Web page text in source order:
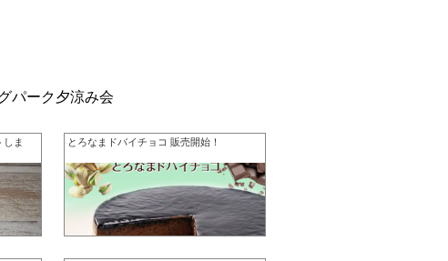
パーク夕涼み会
しま
とろなまドバイチョコ 販売開始！